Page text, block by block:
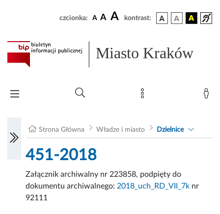
czcionka: A A A kontrast:
Miasto Kraków
Strona Główna Władze i miasto Dzielnice
451-2018
Załącznik archiwalny nr 223858, podpięty do
dokumentu archiwalnego: 2018_uch_RD_VII_7k nr
92111